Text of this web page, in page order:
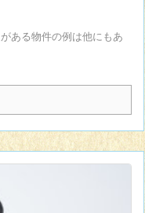
ある物件の例は他にもあ